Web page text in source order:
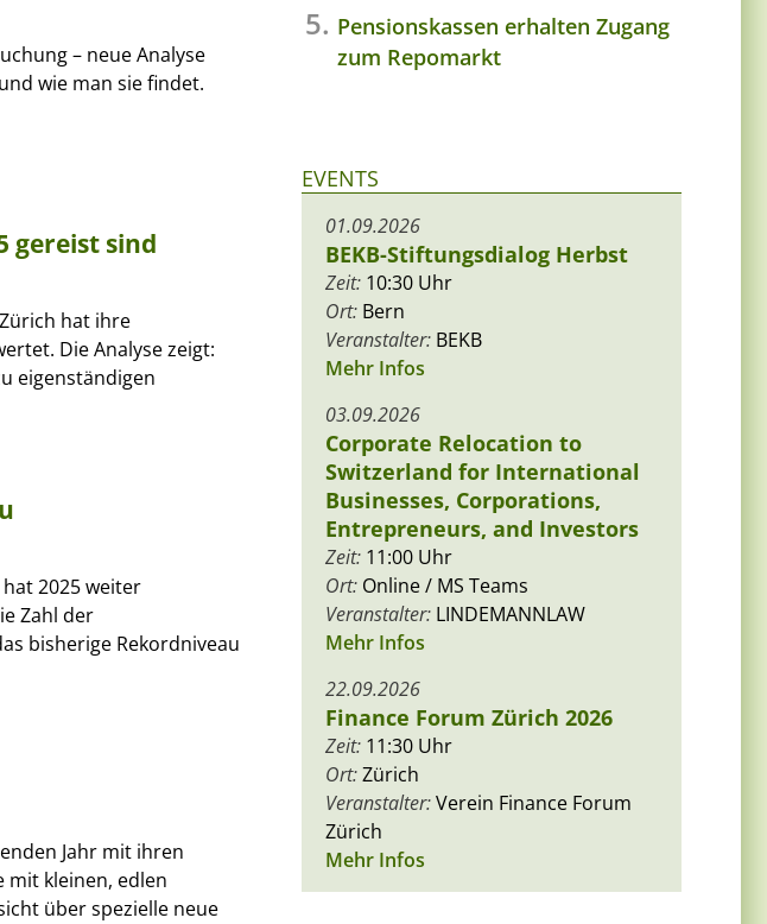
– neue Analyse
wie man sie findet.
gereist sind
hat ihre
Die Analyse zeigt:
eigenständigen
2025 weiter
Zahl der
bisherige Rekordniveau
Jahr mit ihren
mit kleinen, edlen
über spezielle neue
Pensionskassen erhalten Zugang
zum Repomarkt
EVENTS
01.09.2026
BEKB-Stiftungsdialog Herbst
Zeit: 10:30 Uhr
Ort: Bern
Veranstalter: BEKB
Mehr Infos
03.09.2026
Corporate Relocation to
Switzerland for International
Businesses, Corporations,
Entrepreneurs, and Investors
Zeit: 11:00 Uhr
Ort: Online / MS Teams
Veranstalter: LINDEMANNLAW
Mehr Infos
22.09.2026
Finance Forum Zürich 2026
Zeit: 11:30 Uhr
Ort:Zürich
Veranstalter:Verein Finance Forum
Zürich
Mehr Infos